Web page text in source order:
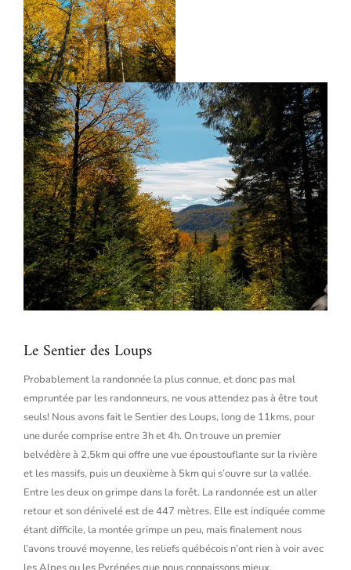
Le Sentier des Loups
Probablement la randonnée la plus connue, et donc pas mal
empruntée par les randonneurs, ne vous attendez pas à être tout
seuls! Nous avons fait le Sentier des Loups, long de 11kms, pour
une durée comprise entre 3h et 4h. On trouve un premier
belvédère à 2,5km qui offre une vue époustouflante sur la rivière
et les massifs, puis un deuxième à 5km qui s’ouvre sur la vallée.
Entre les deux on grimpe dans la forêt. La randonnée est un aller
retour et son dénivelé est de 447 mètres. Elle est indiquée comme
étant difficile, la montée grimpe un peu, mais finalement nous
l’avons trouvé moyenne, les reliefs québécois n’ont rien à voir avec